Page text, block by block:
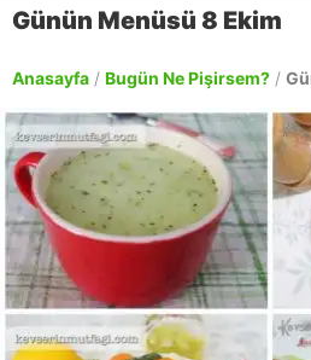
Günün Menüsü 8 Ekim
Anasayfa / Bugün Ne Pişirsem? /